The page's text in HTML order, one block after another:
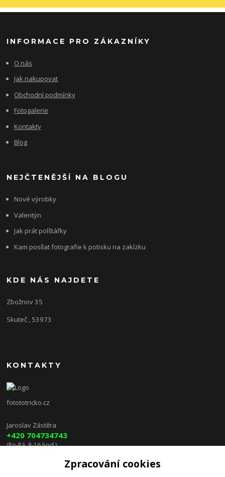
INFORMACE PRO ZÁKAZNÍKY
O nás
Jak nakupovat
Obchodní podmínky
Fotogalerie
Kontakty
Blog
NEJČTENĚJŠÍ NA BLOGU
Nové výrobky
Valentýn
Jak prát polštářky
Kam posílat fotografie k potisku na zakízku
KDE NÁS NAJDETE
Zbožnov 35
Skuteč , 53973
KONTAKTY
fotototricko.cz
Jaroslav Zástěra
+420 704734743
(Po-Pá, 8-16 hod.)
lenkazasterova@centrum.cz
Zpracování cookies